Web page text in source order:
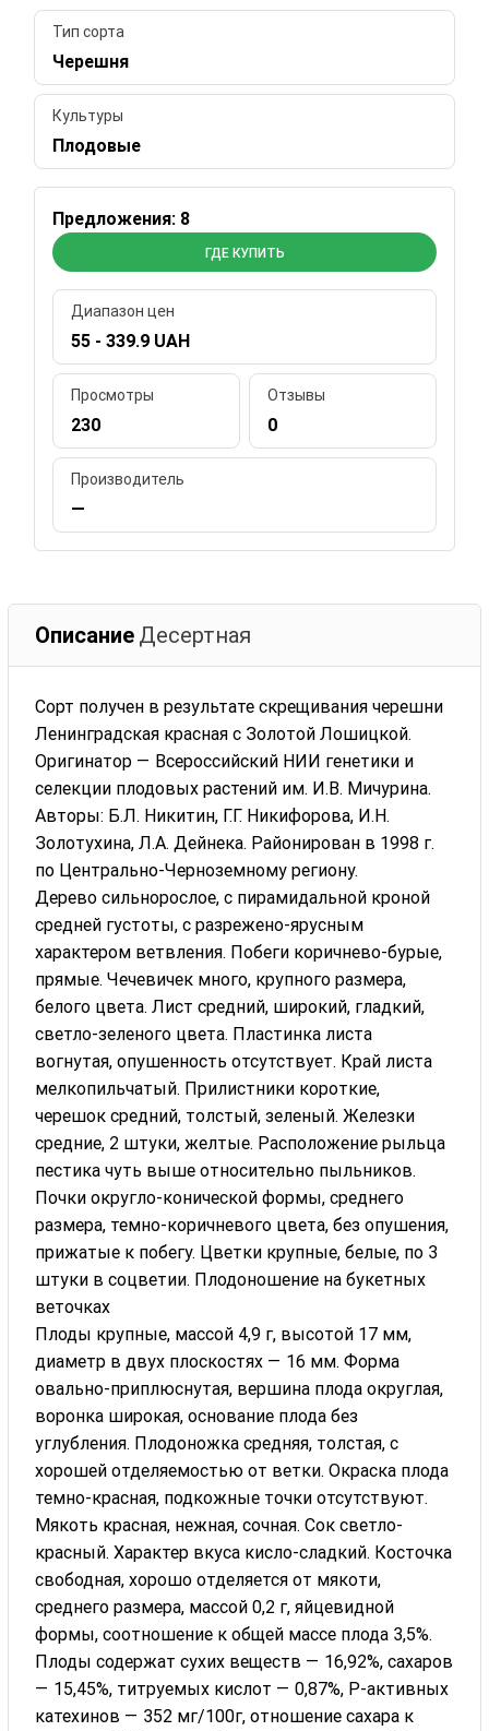
Тип сорта
Черешня
Культуры
Плодовые
Предложения: 8
ГДЕ КУПИТЬ
Диапазон цен
55 - 339.9 UAH
Просмотры
230
Отзывы
0
Производитель
—
Описание Десертная
Сорт получен в результате скрещивания черешни
Ленинградская красная с Золотой Лошицкой.
Оригинатор — Всероссийский НИИ генетики и
селекции плодовых растений им. И.В. Мичурина.
Авторы: Б.Л. Никитин, Г.Г. Никифорова, И.Н.
Золотухина, Л.А. Дейнека. Районирован в 1998 г.
по Центрально-Черноземному региону.
Дерево сильнорослое, с пирамидальной кроной
средней густоты, с разрежено-ярусным
характером ветвления. Побеги коричнево-бурые,
прямые. Чечевичек много, крупного размера,
белого цвета. Лист средний, широкий, гладкий,
светло-зеленого цвета. Пластинка листа
вогнутая, опушенность отсутствует. Край листа
мелкопильчатый. Прилистники короткие,
черешок средний, толстый, зеленый. Железки
средние, 2 штуки, желтые. Расположение рыльца
пестика чуть выше относительно пыльников.
Почки округло-конической формы, среднего
размера, темно-коричневого цвета, без опушения,
прижатые к побегу. Цветки крупные, белые, по 3
штуки в соцветии. Плодоношение на букетных
веточках
Плоды крупные, массой 4,9 г, высотой 17 мм,
диаметр в двух плоскостях — 16 мм. Форма
овально-приплюснутая, вершина плода округлая,
воронка широкая, основание плода без
углубления. Плодоножка средняя, толстая, с
хорошей отделяемостью от ветки. Окраска плода
темно-красная, подкожные точки отсутствуют.
Мякоть красная, нежная, сочная. Сок светло-
красный. Характер вкуса кисло-сладкий. Косточка
свободная, хорошо отделяется от мякоти,
среднего размера, массой 0,2 г, яйцевидной
формы, соотношение к общей массе плода 3,5%.
Плоды содержат сухих веществ — 16,92%, сахаров
— 15,45%, титруемых кислот — 0,87%, Р-активных
катехинов — 352 мг/100г, отношение сахара к